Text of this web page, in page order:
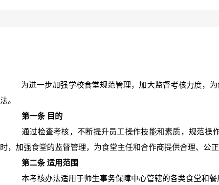
为进一步加强学校食堂规范管理，加大监督考核力度，
法。
第一条 目的
通过检查考核，不断提升员工操作技能和素质，规范操
时，加强食堂的监督管理，为食堂主任和合作商提供合理、公
第二条 适用范围
本考核办法适用于师生事务保障中心管辖的各类食堂和餐